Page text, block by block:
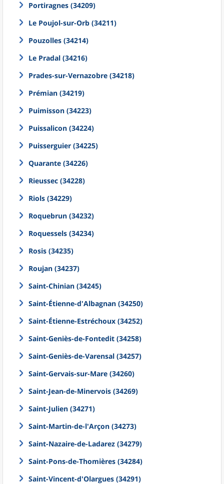
Portiragnes (34209)
Le Poujol-sur-Orb (34211)
Pouzolles (34214)
Le Pradal (34216)
Prades-sur-Vernazobre (34218)
Prémian (34219)
Puimisson (34223)
Puissalicon (34224)
Puisserguier (34225)
Quarante (34226)
Rieussec (34228)
Riols (34229)
Roquebrun (34232)
Roquessels (34234)
Rosis (34235)
Roujan (34237)
Saint-Chinian (34245)
Saint-Étienne-d'Albagnan (34250)
Saint-Étienne-Estréchoux (34252)
Saint-Geniès-de-Fontedit (34258)
Saint-Geniès-de-Varensal (34257)
Saint-Gervais-sur-Mare (34260)
Saint-Jean-de-Minervois (34269)
Saint-Julien (34271)
Saint-Martin-de-l'Arçon (34273)
Saint-Nazaire-de-Ladarez (34279)
Saint-Pons-de-Thomières (34284)
Saint-Vincent-d'Olargues (34291)